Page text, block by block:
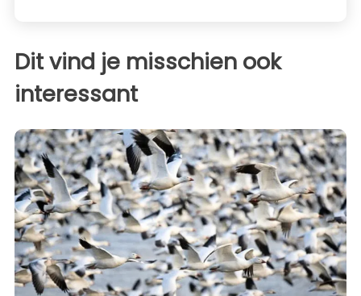
Dit vind je misschien ook
interessant